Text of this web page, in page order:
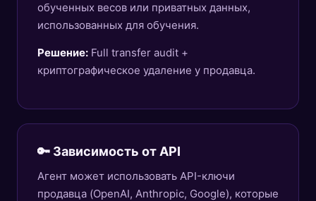
обученных весов или приватных данных,
использованных для обучения.
Решение: Full transfer audit +
криптографическое удаление у продавца.
🔑 Зависимость от API
Агент может использовать API-ключи
продавца (OpenAI, Anthropic, Google), которые